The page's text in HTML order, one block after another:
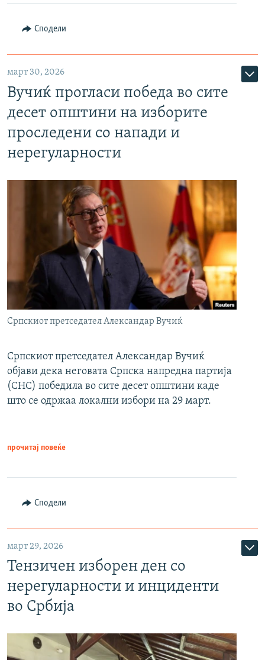
Сподели
март 30, 2026
Вучиќ прогласи победа во сите
десет општини на изборите
проследени со напади и
нерегуларности
Српскиот претседател Александар Вучиќ
Српскиот претседател Александар Вучиќ
објави дека неговата Српска напредна партија
(СНС) победила во сите десет општини каде
што се одржаа локални избори на 29 март.
прочитај повеќе
Сподели
март 29, 2026
Тензичен изборен ден со
нерегуларности и инциденти
во Србија